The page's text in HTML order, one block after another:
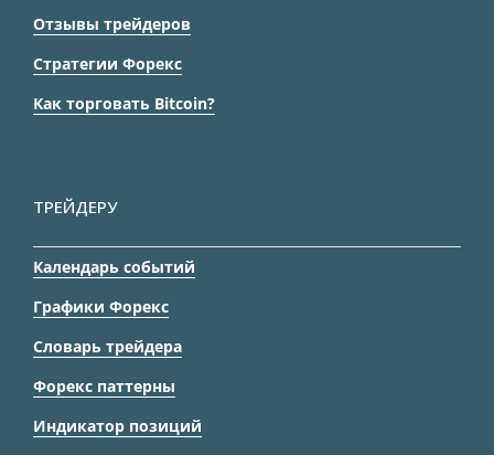
Отзывы трейдеров
Стратегии Форекс
Как торговать Bitcoin?
ТРЕЙДЕРУ
Календарь событий
Графики Форекс
Словарь трейдера
Форекс паттерны
Индикатор позиций